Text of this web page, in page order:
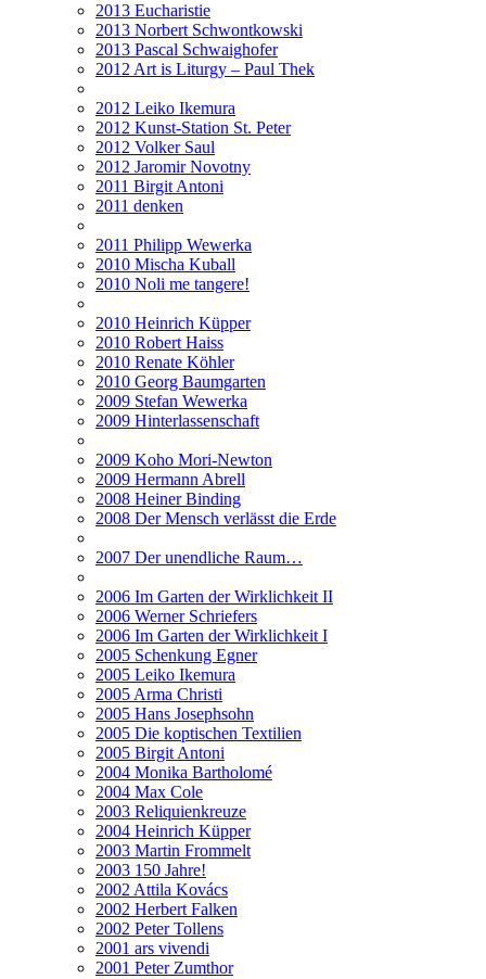
2013 Eucharistie
2013 Norbert Schwontkowski
2013 Pascal Schwaighofer
2012 Art is Liturgy – Paul Thek
2012 Leiko Ikemura
2012 Kunst-Station St. Peter
2012 Volker Saul
2012 Jaromir Novotny
2011 Birgit Antoni
2011 denken
2011 Philipp Wewerka
2010 Mischa Kuball
2010 Noli me tangere!
2010 Heinrich Küpper
2010 Robert Haiss
2010 Renate Köhler
2010 Georg Baumgarten
2009 Stefan Wewerka
2009 Hinterlassenschaft
2009 Koho Mori-Newton
2009 Hermann Abrell
2008 Heiner Binding
2008 Der Mensch verlässt die Erde
2007 Der unendliche Raum…
2006 Im Garten der Wirklichkeit II
2006 Werner Schriefers
2006 Im Garten der Wirklichkeit I
2005 Schenkung Egner
2005 Leiko Ikemura
2005 Arma Christi
2005 Hans Josephsohn
2005 Die koptischen Textilien
2005 Birgit Antoni
2004 Monika Bartholomé
2004 Max Cole
2003 Reliquienkreuze
2004 Heinrich Küpper
2003 Martin Frommelt
2003 150 Jahre!
2002 Attila Kovács
2002 Herbert Falken
2002 Peter Tollens
2001 ars vivendi
2001 Peter Zumthor